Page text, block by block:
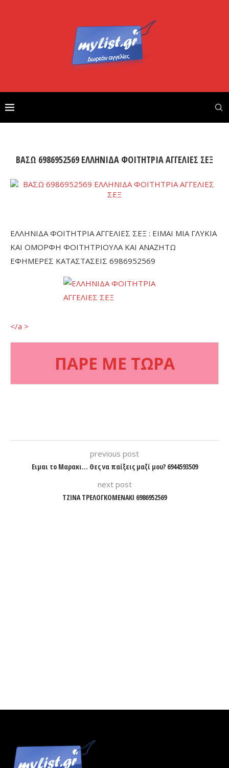
ΒΑΣΩ 6986952569 ΕΛΛΗΝΙΔΑ ΦΟΙΤΗΤΡΙΑ ΑΓΓΕΛΙΕΣ ΣΕΞ
ΕΛΛΗΝΙΔΑ ΦΟΙΤΗΤΡΙΑ ΑΓΓΕΛΙΕΣ ΣΕΞ : ΕΙΜΑΙ ΜΙΑ ΓΛΥΚΙΑ
ΚΑΙ ΟΜΟΡΦΗ ΦΟΙΤΗΤΡΙΟΥΛΑ ΚΑΙ ΑΝΑΖΗΤΩ
ΕΦΗΜΕΡΕΣ ΚΑΤΑΣΤΑΣΕΙΣ 6986952569
</a >
ΠΑΡΕ ΜΕ ΤΩΡΑ
previous post
Ειμαι το Μαρακι… Θες να παίξεις μαζί μου? 6944593509
next post
ΤΖΙΝΑ ΤΡΕΛΟΓΚΟΜΕΝΑΚΙ 6986952569